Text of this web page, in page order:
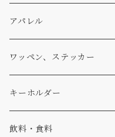
パーカー・トレーナー
アウター
コラボ
食品
...mura
ヘルメット
小物
コーヒー
焚き火
ワッペン
小物
ワッペン
ステッカー
小物
バイク
アパレル
Tシャツ
キャップ、ニット
バッグ
ワッペン、ステッカー
ワッペン
ステッカー
キーホルダー
飲料・食料